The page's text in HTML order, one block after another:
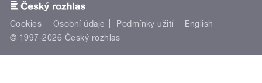
Cookies Osobní údaje Podmínky užití
English
© 1997-2026 Český rozhlas